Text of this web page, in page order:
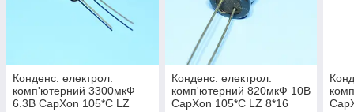
Конденс. електрол.
комп'ютерний 3300мкФ
6.3В CapXon 105*С LZ
Конденс. електрол.
комп'ютерний 820мкФ 10В
CapXon 105*С LZ 8*16